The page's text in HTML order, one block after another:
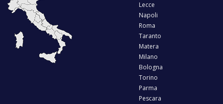
Lecce
Napoli
Roma
Taranto
Matera
Milano
Bologna
Torino
Parma
Pescara